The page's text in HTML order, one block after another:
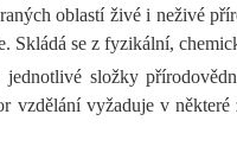
oblastí živé i neživé
Skládá se z fyzikální,
složky
vyžaduje v